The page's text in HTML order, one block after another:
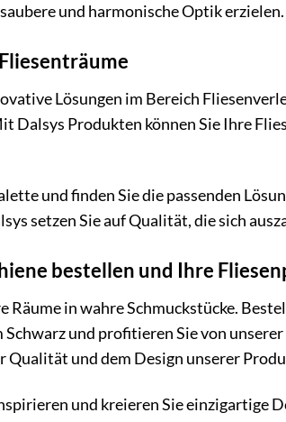
und harmonische Optik erzielen.
Lösungen im Bereich
Dalsys Produkten können Sie Ihre
und finden Sie die passenden
setzen Sie auf Qualität, die sich
bestellen und Ihre
in wahre Schmuckstücke.
und profitieren Sie von
Qualität und dem Design unserer
und kreieren Sie